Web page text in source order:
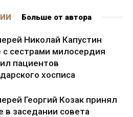
Больше от автора
Николай Капустин
с сестрами милосердия
пациентов
хосписа
Георгий Козак принял
в заседании совета